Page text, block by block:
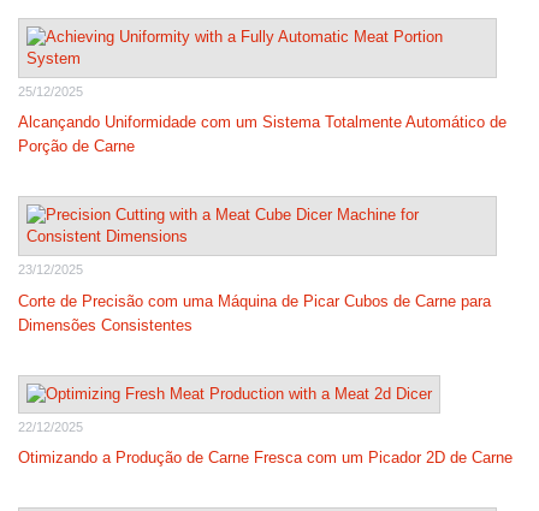
25/12/2025
Alcançando Uniformidade com um Sistema Totalmente Automático de
Porção de Carne
23/12/2025
Corte de Precisão com uma Máquina de Picar Cubos de Carne para
Dimensões Consistentes
22/12/2025
Otimizando a Produção de Carne Fresca com um Picador 2D de Carne